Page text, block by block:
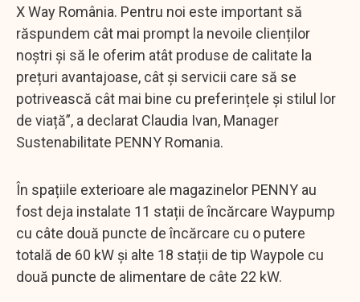
X Way România. Pentru noi este important să
răspundem cât mai prompt la nevoile clienților
noștri și să le oferim atât produse de calitate la
prețuri avantajoase, cât și servicii care să se
potrivească cât mai bine cu preferințele și stilul lor
de viață”, a declarat Claudia Ivan, Manager
Sustenabilitate PENNY Romania.
În spațiile exterioare ale magazinelor PENNY au
fost deja instalate 11 stații de încărcare Waypump
cu câte două puncte de încărcare cu o putere
totală de 60 kW și alte 18 stații de tip Waypole cu
două puncte de alimentare de câte 22 kW.